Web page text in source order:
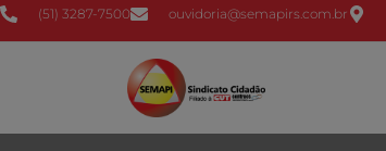
(51) 3287-7500 ouvidoria@semapirs.com.br